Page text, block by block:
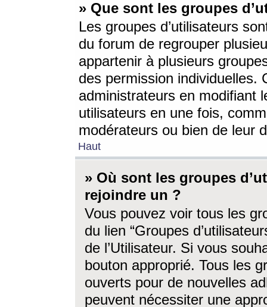
» Que sont les groupes
Les groupes d’utilisateurs
du forum de regrouper
appartenir à plusieurs
des permission individuelles.
administrateurs en modifiant
utilisateurs en une fois,
modérateurs ou bien de leur
Haut
» Où sont les groupes
rejoindre un ?
Vous pouvez voir tous les
du lien “Groupes
de l’Utilisateur. Si vous
bouton approprié. Tous les
ouverts pour de nouvelles
peuvent nécessiter une